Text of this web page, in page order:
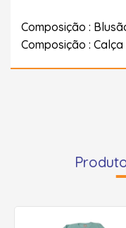
Composição :
Composição :